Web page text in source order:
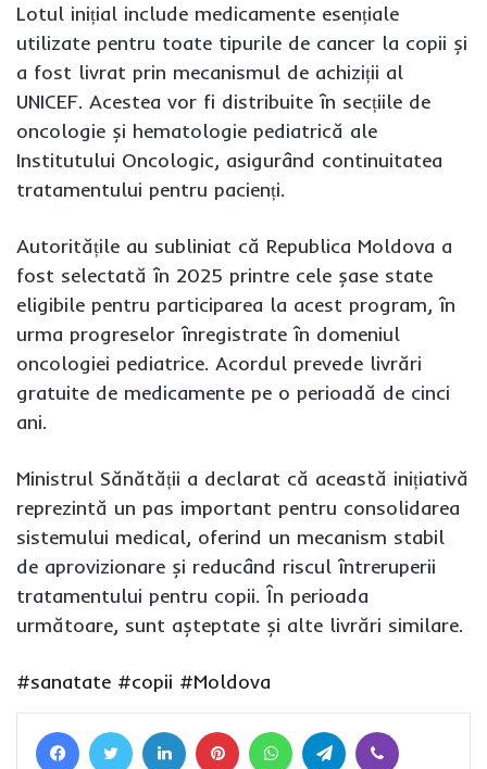
Lotul inițial include medicamente esențiale
utilizate pentru toate tipurile de cancer la copii și
a fost livrat prin mecanismul de achiziții al
UNICEF. Acestea vor fi distribuite în secțiile de
oncologie și hematologie pediatrică ale
Institutului Oncologic, asigurând continuitatea
tratamentului pentru pacienți.
Autoritățile au subliniat că Republica Moldova a
fost selectată în 2025 printre cele șase state
eligibile pentru participarea la acest program, în
urma progreselor înregistrate în domeniul
oncologiei pediatrice. Acordul prevede livrări
gratuite de medicamente pe o perioadă de cinci
ani.
Ministrul Sănătății a declarat că această inițiativă
reprezintă un pas important pentru consolidarea
sistemului medical, oferind un mecanism stabil
de aprovizionare și reducând riscul întreruperii
tratamentului pentru copii. În perioada
următoare, sunt așteptate și alte livrări similare.
#sanatate #copii #Moldova
FacebookTwitter LinkedIn Pinterest WhatsAppTelegram